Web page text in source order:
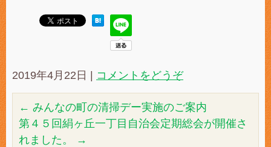
2019年4月22日 コメントをどうぞ
← みんなの町の清掃デー実施のご案内
第４５回絹ヶ丘一丁目自治会定期総会が開催さ
れました。
→